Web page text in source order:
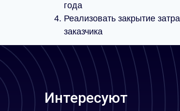
года
Реализовать закрытие
заказчика
Интересуют